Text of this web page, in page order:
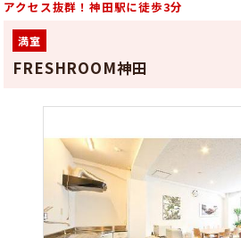
アクセス抜群！神田駅に徒歩3分
満室
FRESHROOM神田